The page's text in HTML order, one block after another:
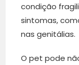
condição
sintomas,
nas genitálias.
O pet pode